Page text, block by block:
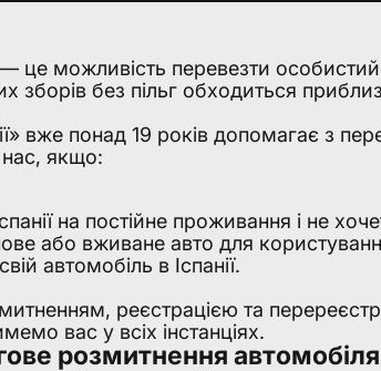
це можливість перевезти
зборів без пільг обходиться
вже понад 19 років допомагає з
якщо:
на постійне проживання і не
або вживане авто для
автомобіль в Іспанії.
реєстрацією та
вас у всіх інстанціях.
розмитнення автомобіля